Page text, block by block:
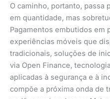
O caminho, portanto, passa
em quantidade, mas
Pagamentos embutidos em
experiências móveis que
tradicionais, soluções de
via Open Finance,
aplicadas à segurança e à
compõe a próxima onda de